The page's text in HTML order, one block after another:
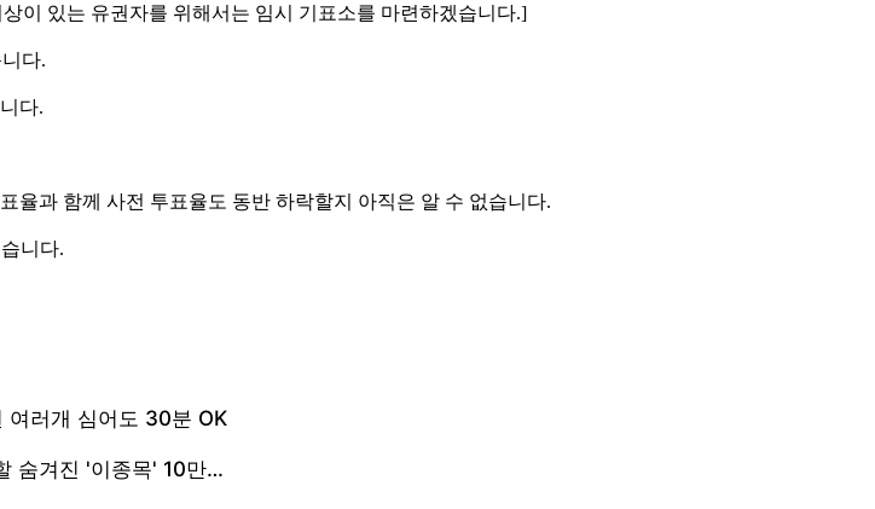
이 있는 유권자를 위해서는 임시 기표소를 마련하겠습니다.]
다.
다.
율과 함께 사전 투표율도 동반 하락할지 아직은 알 수 없습니다.
니다.